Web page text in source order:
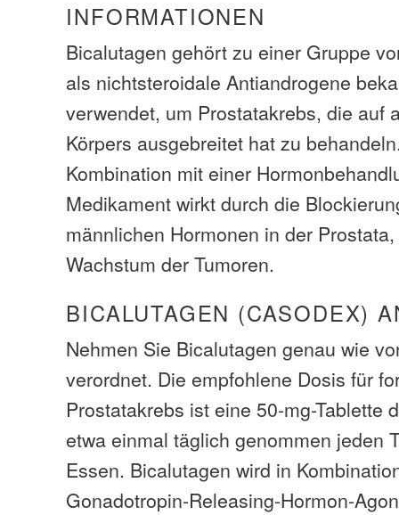
INFORMATIONEN
Bicalutagen gehört zu einer Gruppe
als nichtsteroidale Antiandrogene
verwendet, um Prostatakrebs, die auf
Körpers ausgebreitet hat zu
Kombination mit einer
Medikament wirkt durch die
männlichen Hormonen in der
Wachstum der Tumoren.
BICALUTAGEN (CASODEX)
Nehmen Sie Bicalutagen genau wie
verordnet. Die empfohlene Dosis für
Prostatakrebs ist eine 50-mg-Tablette
etwa einmal täglich genommen jeden
Essen. Bicalutagen wird in
Gonadotropin-Releasing-Hormon-